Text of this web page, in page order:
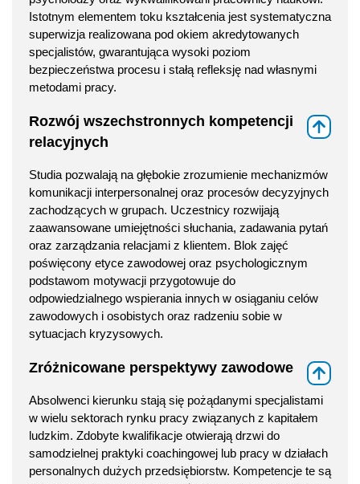
Istotnym elementem toku kształcenia jest systematyczna
superwizja realizowana pod okiem akredytowanych
specjalistów, gwarantująca wysoki poziom
bezpieczeństwa procesu i stałą refleksję nad własnymi
metodami pracy.
Rozwój wszechstronnych kompetencji
relacyjnych
Studia pozwalają na głębokie zrozumienie mechanizmów
komunikacji interpersonalnej oraz procesów decyzyjnych
zachodzących w grupach. Uczestnicy rozwijają
zaawansowane umiejętności słuchania, zadawania pytań
oraz zarządzania relacjami z klientem. Blok zajęć
poświęcony etyce zawodowej oraz psychologicznym
podstawom motywacji przygotowuje do
odpowiedzialnego wspierania innych w osiąganiu celów
zawodowych i osobistych oraz radzeniu sobie w
sytuacjach kryzysowych.
Zróżnicowane perspektywy zawodowe
Absolwenci kierunku stają się pożądanymi specjalistami
w wielu sektorach rynku pracy związanych z kapitałem
ludzkim. Zdobyte kwalifikacje otwierają drzwi do
samodzielnej praktyki coachingowej lub pracy w działach
personalnych dużych przedsiębiorstw. Kompetencje te są